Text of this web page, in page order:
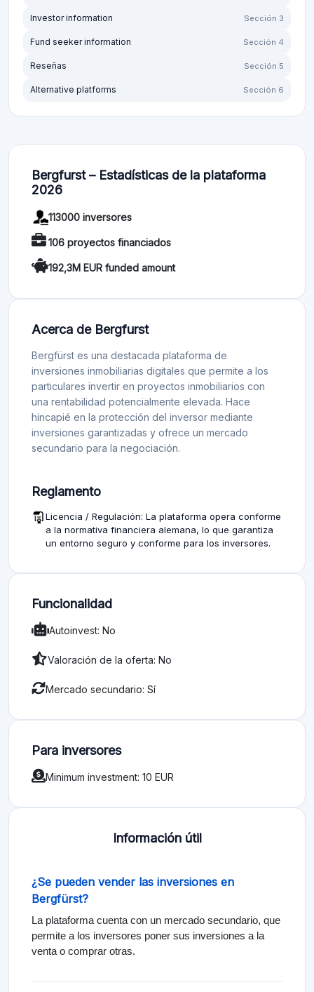
Investor information Sección 3
Fund seeker information Sección 4
Reseñas Sección 5
Alternative platforms Sección 6
Bergfurst – Estadísticas de la plataforma
2026
113000 inversores
106 proyectos financiados
192,3M EUR funded amount
Acerca de Bergfurst
Bergfürst es una destacada plataforma de
inversiones inmobiliarias digitales que permite a los
particulares invertir en proyectos inmobiliarios con
una rentabilidad potencialmente elevada. Hace
hincapié en la protección del inversor mediante
inversiones garantizadas y ofrece un mercado
secundario para la negociación.
Reglamento
Licencia / Regulación: La plataforma opera conforme
a la normativa financiera alemana, lo que garantiza
un entorno seguro y conforme para los inversores.
Funcionalidad
Autoinvest: No
Valoración de la oferta: No
Mercado secundario: Sí
Para inversores
Minimum investment: 10 EUR
Información útil
¿Se pueden vender las inversiones en
Bergfürst?
La plataforma cuenta con un mercado secundario, que
permite a los inversores poner sus inversiones a la
venta o comprar otras.